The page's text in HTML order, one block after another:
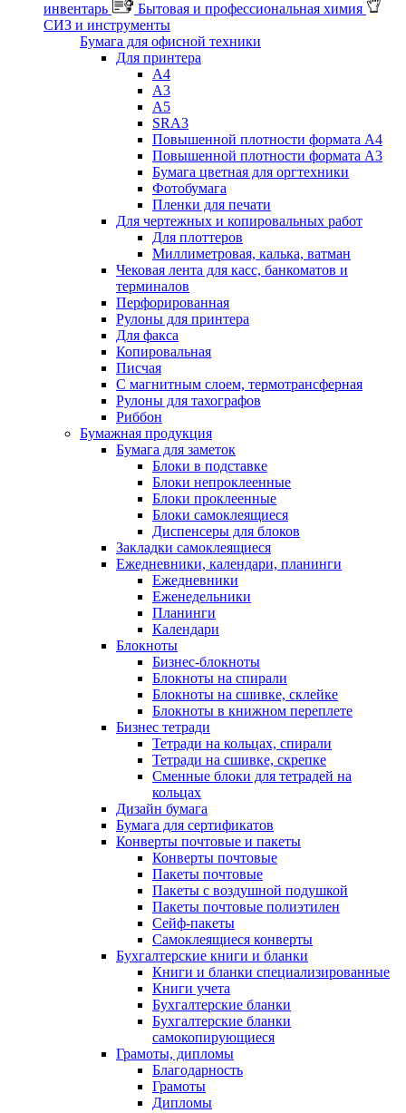
инвентарь
Бытовая и профессиональная химия
СИЗ и инструменты
Бумага для офисной техники
Для принтера
А4
А3
А5
SRA3
Повышенной плотности формата А4
Повышенной плотности формата А3
Бумага цветная для оргтехники
Фотобумага
Пленки для печати
Для чертежных и копировальных работ
Для плоттеров
Миллиметровая, калька, ватман
Чековая лента для касс, банкоматов и
терминалов
Перфорированная
Рулоны для принтера
Для факса
Копировальная
Писчая
С магнитным слоем, термотрансферная
Рулоны для тахографов
Риббон
Бумажная продукция
Бумага для заметок
Блоки в подставке
Блоки непроклеенные
Блоки проклеенные
Блоки самоклеящиеся
Диспенсеры для блоков
Закладки самоклеящиеся
Ежедневники, календари, планинги
Ежедневники
Еженедельники
Планинги
Календари
Блокноты
Бизнес-блокноты
Блокноты на спирали
Блокноты на сшивке, склейке
Блокноты в книжном переплете
Бизнес тетради
Тетради на кольцах, спирали
Тетради на сшивке, скрепке
Сменные блоки для тетрадей на
кольцах
Дизайн бумага
Бумага для сертификатов
Конверты почтовые и пакеты
Конверты почтовые
Пакеты почтовые
Пакеты с воздушной подушкой
Пакеты почтовые полиэтилен
Сейф-пакеты
Самоклеящиеся конверты
Бухгалтерские книги и бланки
Книги и бланки специализированные
Книги учета
Бухгалтерские бланки
Бухгалтерские бланки
самокопирующиеся
Грамоты, дипломы
Благодарность
Грамоты
Дипломы